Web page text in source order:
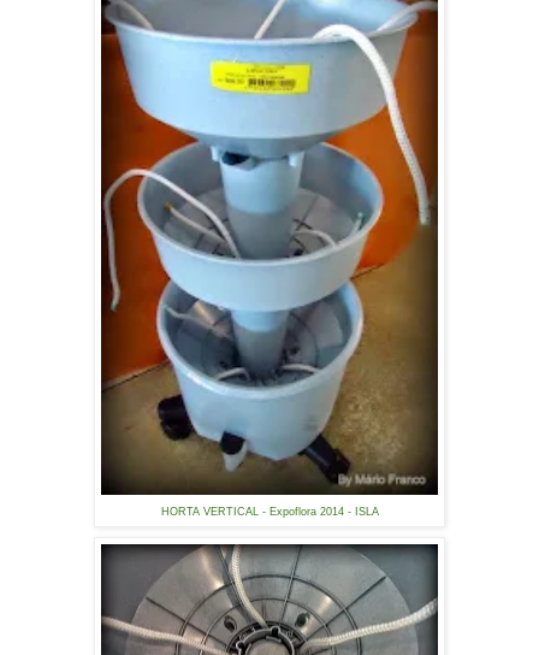
HORTA VERTICAL - Expoflora 2014 - ISLA